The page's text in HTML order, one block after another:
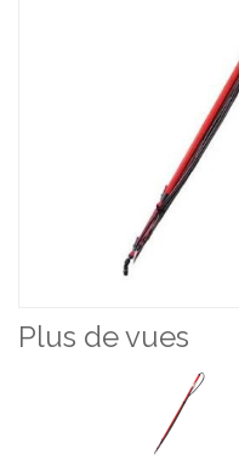
Plus de vues